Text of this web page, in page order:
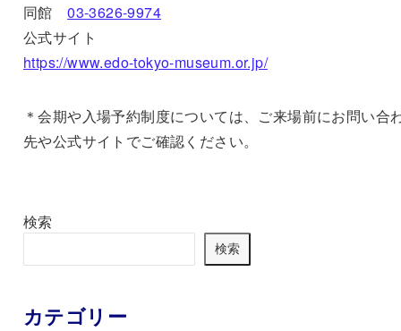
同館03-3626-9974
公式サイト
https://www.edo-tokyo-museum.or.jp/
＊会期や入場予約制度については、ご来場前にお問い合
先や公式サイトでご確認ください。
検索
検索
カテゴリー